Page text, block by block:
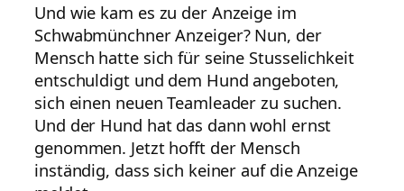
Und wie kam es zu der Anzeige im
Schwabmünchner Anzeiger? Nun, der
Mensch hatte sich für seine Stusselichkeit
entschuldigt und dem Hund angeboten,
sich einen neuen Teamleader zu suchen.
Und der Hund hat das dann wohl ernst
genommen. Jetzt hofft der Mensch
inständig, dass sich keiner auf die Anzeige